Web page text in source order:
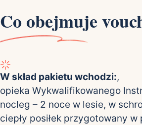
Co obejmuje
W skład pakietu wchodzi:,
opieka Wykwalifikowanego
nocleg – 2 noce w lesie, w
ciepły posiłek przygotowany